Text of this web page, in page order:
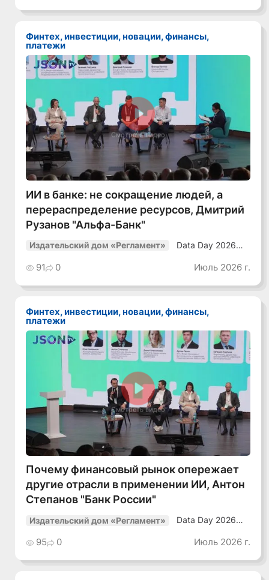
среде»
Финтех, инвестиции, новации, финансы,
платежи
Смотреть видео
ИИ в банке: не сокращение людей, а
перераспределение ресурсов, Дмитрий
Рузанов "Альфа-Банк"
Издательский дом «Регламент»
Data Day 2026
Как сохранять
уверенный курс
среде»
91 0 Июль 2026 г.
Финтех, инвестиции, новации, финансы,
платежи
Смотреть видео
Почему финансовый рынок опережает
другие отрасли в применении ИИ, Антон
Степанов "Банк России"
Издательский дом «Регламент»
Data Day 2026
Как сохранять
уверенный курс
среде»
95 0 Июль 2026 г.